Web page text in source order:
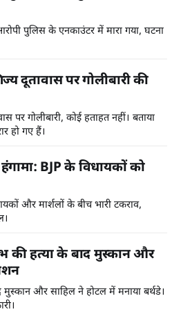
पुलिस के एनकाउंटर में मारा गया, घटना
दूतावास पर गोलीबारी की
पर गोलीबारी, कोई हताहत नहीं। बताया
हो गए हैं।
BJP के विधायकों को
और मार्शलों के बीच भारी टकराव,
की हत्या के बाद मुस्कान और
और साहिल ने होटल में मनाया बर्थडे।